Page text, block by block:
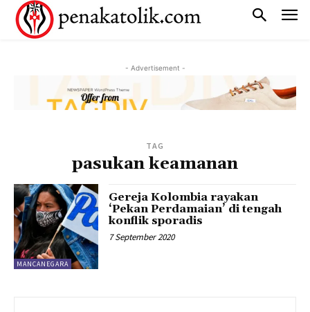
- Advertisement -
TAG
pasukan keamanan
MANCANEGARA
Gereja Kolombia rayakan
‘Pekan Perdamaian’ di tengah
konflik sporadis
7 September 2020